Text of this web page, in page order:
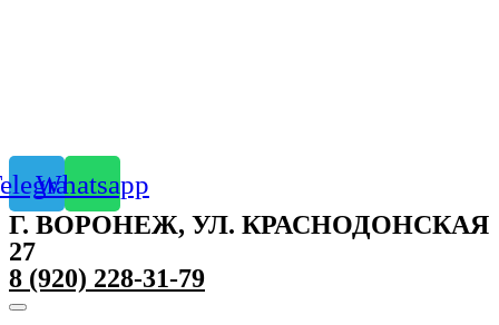
Whatsapp
Г. ВОРОНЕЖ, УЛ. КРАСНОДОНСКАЯ
27
8 (920) 228-31-79